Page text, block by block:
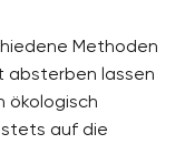
Methoden
absterben lassen
ökologisch
stets auf die